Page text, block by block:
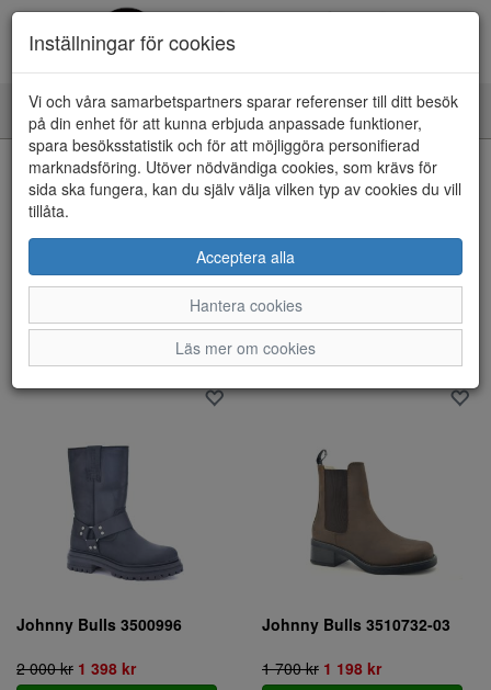
Toggle
navigation
Visa filter
Varumärke: Johnny bulls
Rensa
5 artiklar hittade
Johnny Bulls 3500996
2 000 kr 1 398 kr
Johnny Bulls 3510732-03
1 700 kr 1 198 kr
Inställningar för cookies
Vi och våra samarbetspartners sparar referenser till ditt besök
på din enhet för att kunna erbjuda anpassade funktioner,
spara besöksstatistik och för att möjliggöra personifierad
marknadsföring. Utöver nödvändiga cookies, som krävs för
sida ska fungera, kan du själv välja vilken typ av cookies du vill
tillåta.
Acceptera alla
Hantera cookies
Läs mer om cookies